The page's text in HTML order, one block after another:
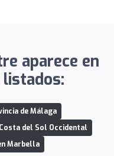
aparece en
de Málaga
del Sol Occidental
Marbella